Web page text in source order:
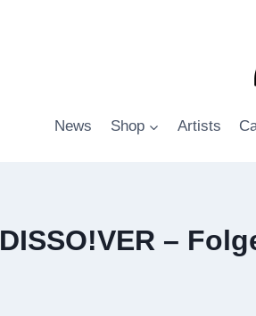
News Shop Artists
DISSO!VER –